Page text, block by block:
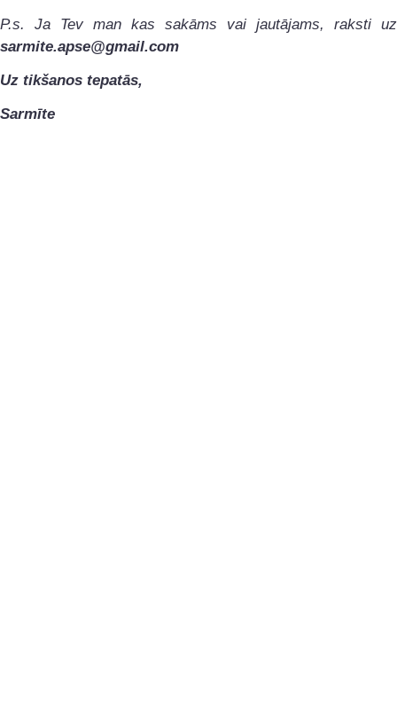
P.s. Ja Tev man kas sakāms vai jautājams, raksti
sarmite.apse@gmail.com
Uz tikšanos tepatās,
Sarmīte